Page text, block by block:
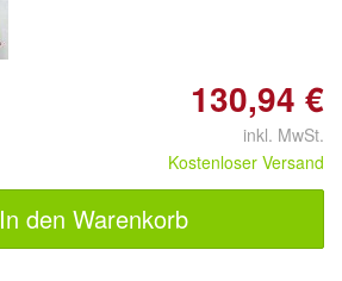
130,94 €
inkl. MwSt.
Kostenloser Versand
In den Warenkorb